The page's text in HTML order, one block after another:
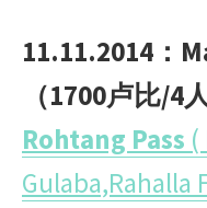
11.11.2014：
（1700卢比/4
Rohtang Pass (
Gulaba,Rahalla